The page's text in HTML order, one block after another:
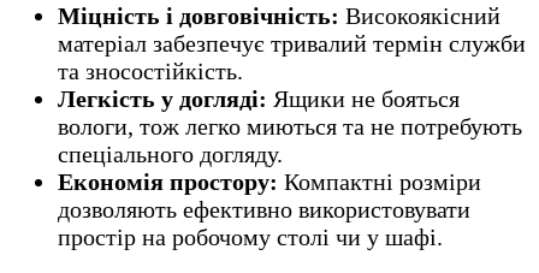
Міцність і довговічність: Високоякісний
матеріал забезпечує тривалий термін служби
та зносостійкість.
Легкість у догляді: Ящики не бояться
вологи, тож легко миються та не потребують
спеціального догляду.
Економія простору: Компактні розміри
дозволяють ефективно використовувати
простір на робочому столі чи у шафі.